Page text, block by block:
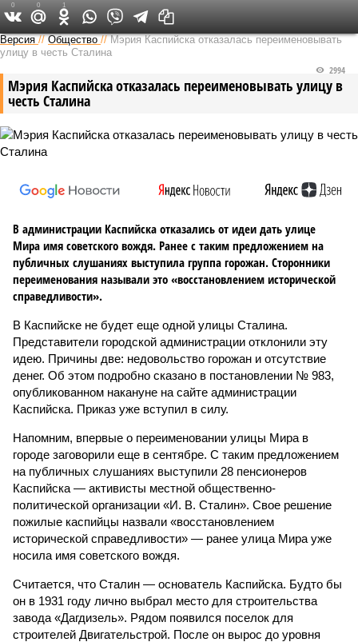
Версия на Кавказе
Версия //Общество //Мэрия Каспийска отказалась переименовывать
улицу в честь Сталина
Мэрия Каспийска отказалась переименовывать улицу в
честь Сталина
2994
В администрации Каспийска отказались от идеи дать улице
Мира имя советского вождя. Ранее с таким предложением на
публичных слушаниях выступила группа горожан. Сторонники
переименования называли это «восстановлением исторической
справедливости».
В Каспийске не будет еще одной улицы Сталина.
Представители городской администрации отклонили эту
идею. Причины две: недовольство горожан и отсутствие
денег. Об этом подробно сказано в постановлении № 983,
опубликованном накануне на сайте администрации
Каспийска. Приказ уже вступил в силу.
Напомним, впервые о переименовании улицы Мира в
городе заговорили еще в сентябре. С таким предложением
на публичных слушаниях выступили 28 пенсионеров
Каспийска — активисты местной общественно-
политической организации «И. В. Сталин». Свое решение
пожилые каспийцы назвали «восстановлением
исторической справедливости» — ранее улица Мира уже
носила имя советского вождя.
Считается, что Сталин — основатель Каспийска. Будто бы
он в 1931 году лично выбрал место для строительства
завода «Дагдизель». Рядом появился поселок для
строителей Двигательстрой. После он вырос до уровня
0 0 1